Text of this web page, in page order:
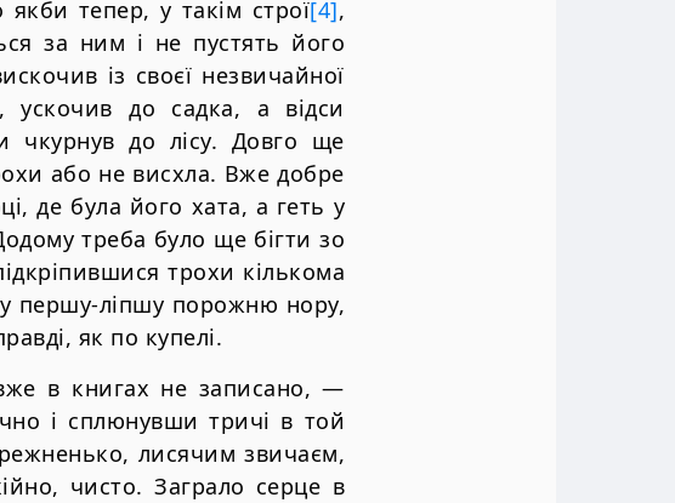
тепер, у такiм строї[4],
за ним i не пустять його
iз своєї незвичайної
ускочив до садка, а вiдси
чкурнув до лiсу. Довго ще
або не висхла. Вже добре
де була його хата, а геть у
треба було ще бiгти зо
трохи кiлькома
першу-лiпшу порожню нору,
як по купелi.
в книгах не записано, —
i сплюнувши тричi в той
лисячим звичаєм,
чисто. Заграло серце в